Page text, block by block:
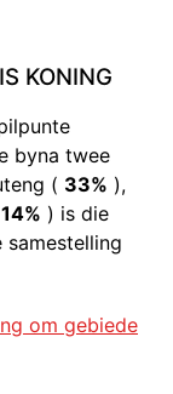
KONING
byna twee
( 33% ),
14% ) is die
om gebiede